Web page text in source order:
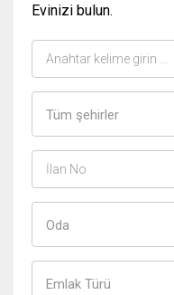
Evinizi bulun.
Tüm şehirler
Oda
Emlak Türü